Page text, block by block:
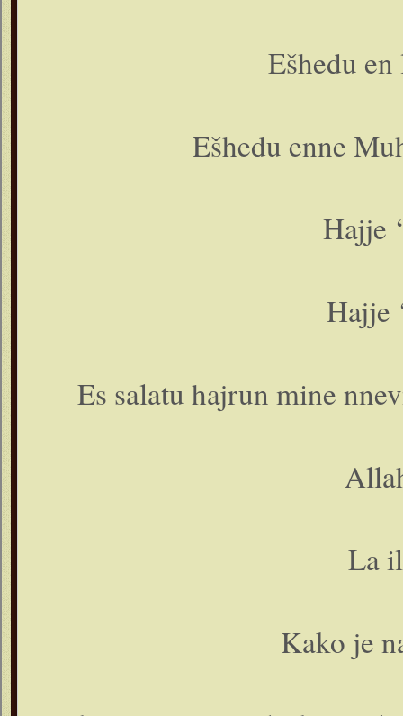
Ešhedu
Ešhedu enne
Hajje
Hajje
Es salatu hajrun mine
La
Kako je